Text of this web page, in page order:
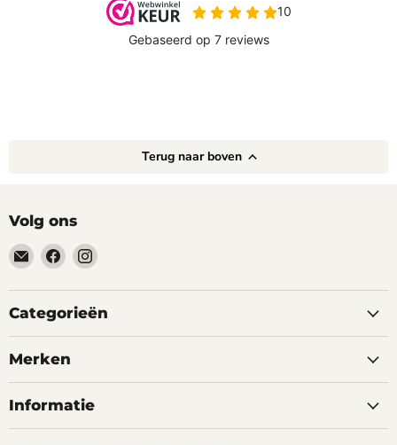
Terug naar boven
Volg ons
Email
happyhond.nl
Vind
ons
op
Facebook
Vind
op
Instagram
Categorieën
Merken
Informatie